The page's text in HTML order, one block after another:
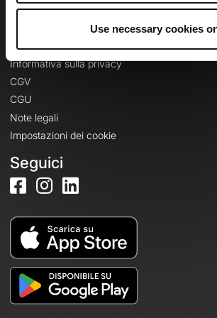
Use necessary cookies
Informativa sulla privacy
CGV
CGU
Note legali
Impostazioni dei cookie
Seguici